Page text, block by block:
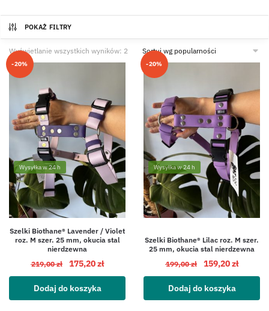
POKAŻ FILTRY
Wyświetlanie wszystkich wyników: 2
-20%
Wysyłka w 24 h
Szelki Biothane® Lavender / Violet
roz. M szer. 25 mm, okucia stal
nierdzewna
219,00zł 175,20zł
Dodaj do koszyka
-20%
Wysyłka w 24 h
Szelki Biothane® Lilac roz. M szer.
25 mm, okucia stal nierdzewna
199,00zł 159,20zł
Dodaj do koszyka